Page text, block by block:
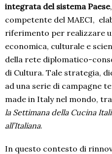
integrata del sistema Paese
competente del MAECI,
riferimento per realizzare
economica, culturale e
della rete diplomatico-
di Cultura. Tale strategia,
ad una serie di campagne
made in Italy nel mondo,
la Settimana della Cucina
all’Italiana.
In questo contesto di